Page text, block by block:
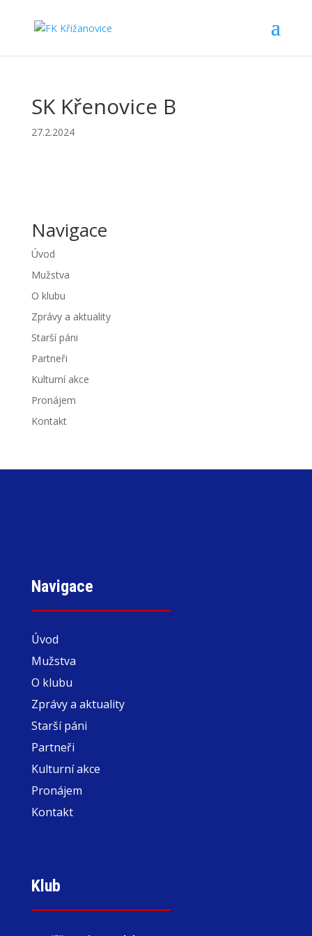
SK Křenovice B
27.2.2024
Navigace
Úvod
Mužstva
O klubu
Zprávy a aktuality
Starší páni
Partneři
Kulturní akce
Pronájem
Kontakt
Navigace
Úvod
Mužstva
O klubu
Zprávy a aktuality
Starší páni
Partneři
Kulturní akce
Pronájem
Kontakt
Klub